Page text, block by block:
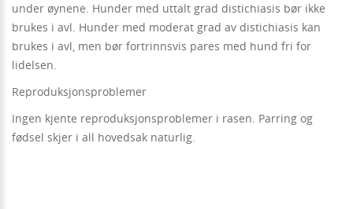
under øynene. Hunder med uttalt grad distichiasis bør ikke
brukes i avl. Hunder med moderat grad av distichiasis kan
brukes i avl, men bør fortrinnsvis pares med hund fri for
lidelsen.
Reproduksjonsproblemer
Ingen kjente reproduksjonsproblemer i rasen. Parring og
fødsel skjer i all hovedsak naturlig.